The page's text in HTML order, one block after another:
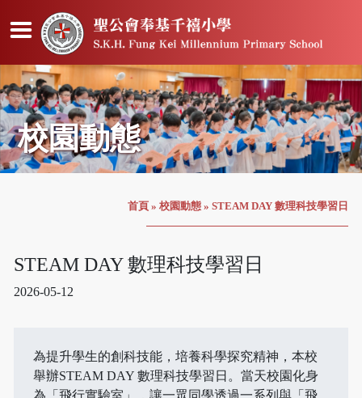
校園動態
首頁 » 校園動態 » STEAM DAY 數理科技學習日
STEAM DAY 數理科技學習日
2026-05-12
為提升學生的創科技能，培養科學探究精神，本校
舉辦STEAM DAY 數理科技學習日。當天校園化身